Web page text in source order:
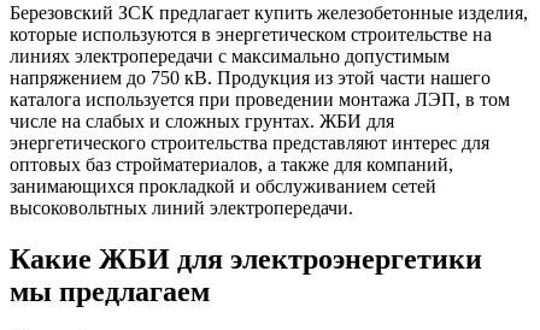
Березовский ЗСК предлагает купить железобетонные изделия,
которые используются в энергетическом строительстве на
линиях электропередачи с максимально допустимым
напряжением до 750 кВ. Продукция из этой части нашего
каталога используется при проведении монтажа ЛЭП, в том
числе на слабых и сложных грунтах. ЖБИ для
энергетического строительства представляют интерес для
оптовых баз стройматериалов, а также для компаний,
занимающихся прокладкой и обслуживанием сетей
высоковольтных линий электропередачи.
Какие ЖБИ для электроэнергетики
мы предлагаем